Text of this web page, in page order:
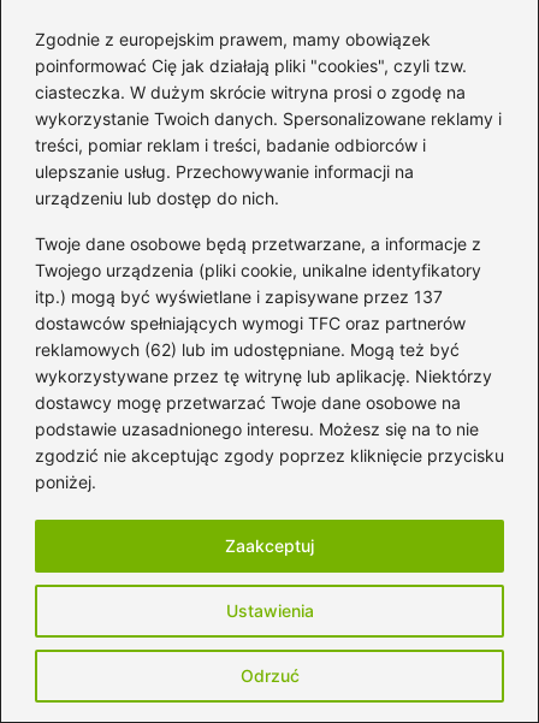
Zgodnie z europejskim prawem, mamy obowiązek
poinformować Cię jak działają pliki "cookies", czyli tzw.
ciasteczka. W dużym skrócie witryna prosi o zgodę na
wykorzystanie Twoich danych. Spersonalizowane reklamy i
treści, pomiar reklam i treści, badanie odbiorców i
ulepszanie usług. Przechowywanie informacji na
urządzeniu lub dostęp do nich.
Twoje dane osobowe będą przetwarzane, a informacje z
Twojego urządzenia (pliki cookie, unikalne identyfikatory
itp.) mogą być wyświetlane i zapisywane przez 137
dostawców spełniających wymogi TFC oraz partnerów
reklamowych (62) lub im udostępniane. Mogą też być
wykorzystywane przez tę witrynę lub aplikację. Niektórzy
dostawcy mogę przetwarzać Twoje dane osobowe na
podstawie uzasadnionego interesu. Możesz się na to nie
zgodzić nie akceptując zgody poprzez kliknięcie przycisku
poniżej.
Ustawienia
Odrzuć
Zaakceptuj
Nazwa*
Adres email*
Witryna internetowa
Zapamiętaj moje dane w tej przeglądarce
podczas pisania kolejnych komentarzy.
Poczytaj więcej